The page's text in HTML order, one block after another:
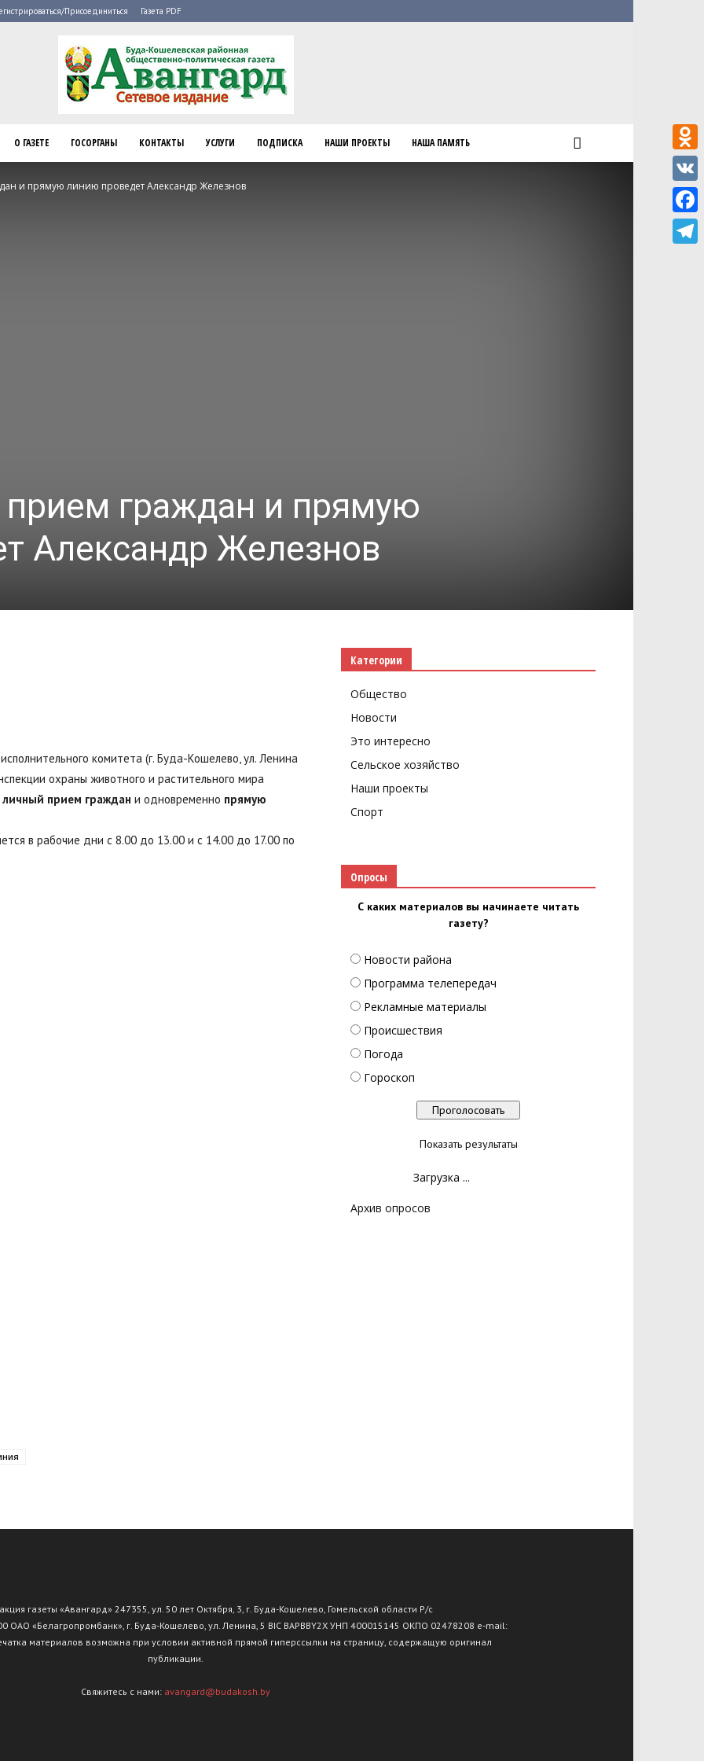
Присоединиться Газета PDF
Буда-
Кошелево
|
О ГАЗЕТЕ ГОСОРГАНЫ КОНТАКТЫ УСЛУГИ ПОДПИСКА НАШИ ПРОЕКТЫ НАША ПАМЯТЬ
и прямую линию проведет Александр Железнов
граждан и прямую
Александр Железнов
комитета (г. Буда-Кошелево, ул. Ленина
охраны животного и растительного мира
личный прием граждан и одновременно прямую
в рабочие дни с 8.00 до 13.00 и с 14.00 до 17.00 по
Категории
Общество
Новости
Это интересно
Сельское хозяйство
Наши проекты
Спорт
Опросы
С каких материалов вы начинаете читать
газету?
Новости района
Программа телепередач
Рекламные материалы
Происшествия
Погода
Гороскоп
Показать результаты
Загрузка ...
Архив опросов
газеты «Авангард» 247355, ул. 50 лет Октября, 3, г. Буда-Кошелево, Гомельской области Р/с
«Белагропромбанк», г. Буда-Кошелево, ул. Ленина, 5 BIC BAPBBY2X УНП 400015145 ОКПО 02478208 e-mail:
материалов возможна при условии активной прямой гиперссылки на страницу, содержащую оригинал
публикации.
Свяжитесь с нами: avangard@budakosh.by
VK